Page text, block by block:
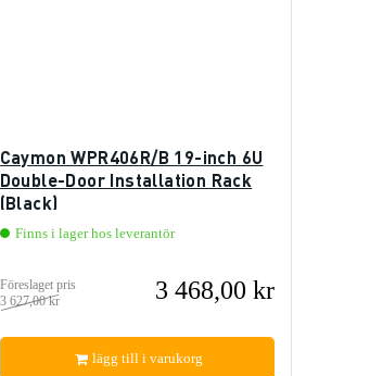
Caymon WPR406R/B 19-inch 6U
Double-Door Installation Rack
(Black)
Finns i lager hos leverantör
Föreslaget pris
3 627,00 kr
3 468,00 kr
lägg till i varukorg